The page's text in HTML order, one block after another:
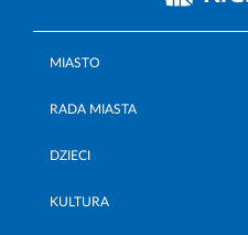
MIASTO
RADA MIASTA
DZIECI
KULTURA